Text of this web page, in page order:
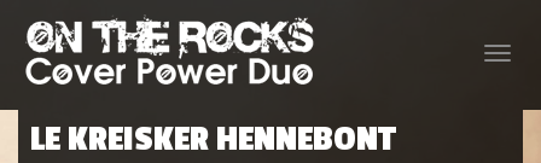
Toggle
LE KREISKER HENNEBONT